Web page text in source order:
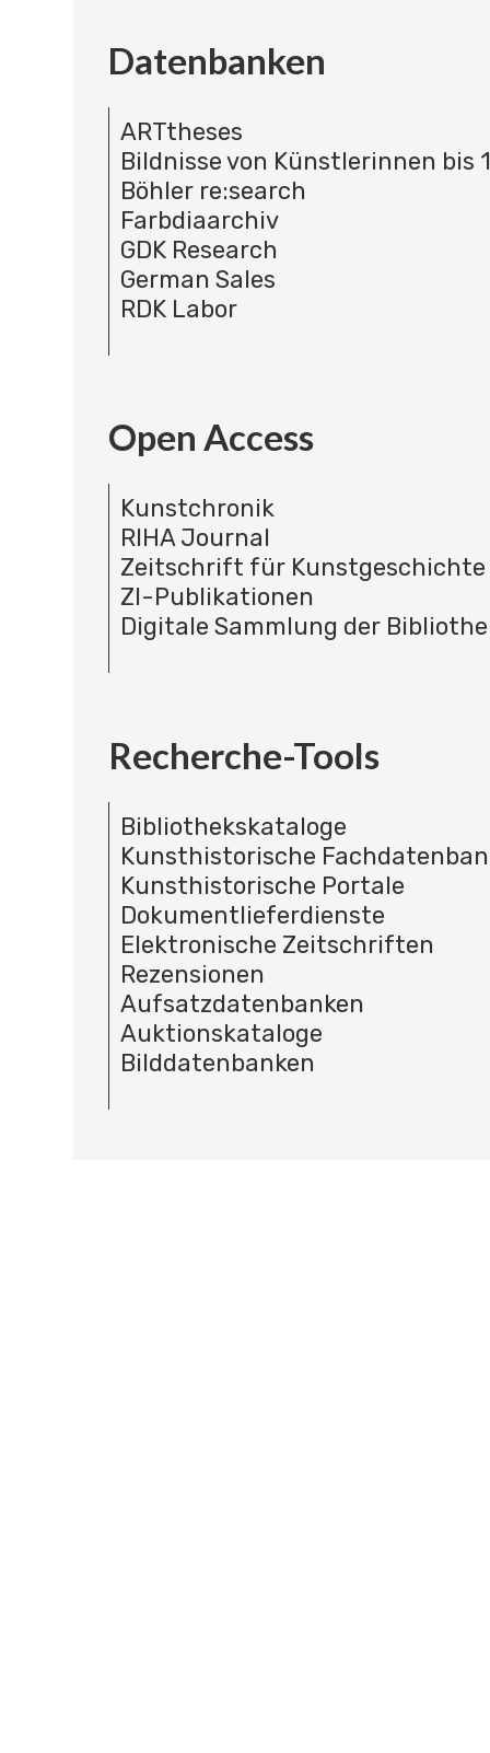
Datenbanken
ARTtheses
Bildnisse von Künstlerinnen bis
Böhler re:search
Farbdiaarchiv
GDK Research
German Sales
RDK Labor
Open Access
Kunstchronik
RIHA Journal
Zeitschrift für Kunstgeschichte
ZI-Publikationen
Digitale Sammlung der
Recherche-Tools
Bibliothekskataloge
Kunsthistorische
Kunsthistorische Portale
Dokumentlieferdienste
Elektronische Zeitschriften
Rezensionen
Aufsatzdatenbanken
Auktionskataloge
Bilddatenbanken